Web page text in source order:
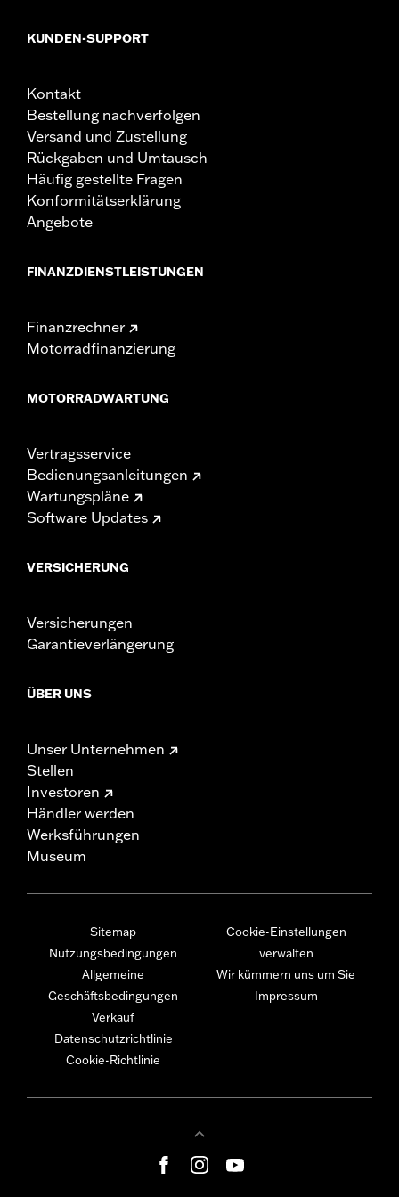
KUNDEN-SUPPORT
Kontakt
Bestellung nachverfolgen
Versand und Zustellung
Rückgaben und Umtausch
Häufig gestellte Fragen
Konformitätserklärung
Angebote
FINANZDIENSTLEISTUNGEN
Finanzrechner
Motorradfinanzierung
MOTORRADWARTUNG
Vertragsservice
Bedienungsanleitungen
Wartungspläne
Software Updates
VERSICHERUNG
Versicherungen
Garantieverlängerung
ÜBER UNS
Unser Unternehmen
Stellen
Investoren
Händler werden
Werksführungen
Museum
Sitemap
Nutzungsbedingungen
Allgemeine
Geschäftsbedingungen
Verkauf
Datenschutzrichtlinie
Cookie-Richtlinie
Cookie-Einstellungen
verwalten
Wir kümmern uns um Sie
Impressum